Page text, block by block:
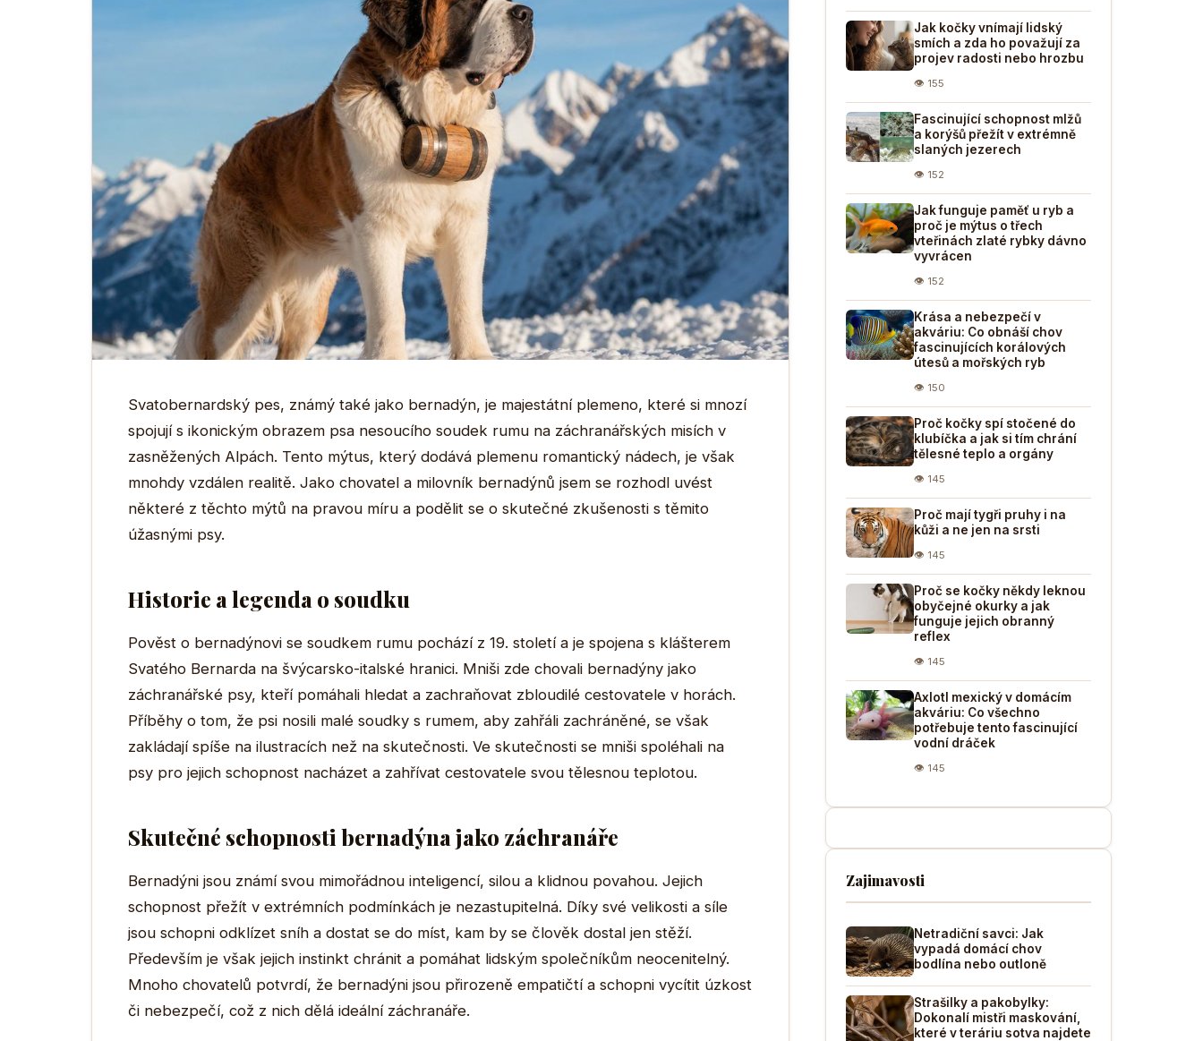
Svatobernardský pes, známý také jako bernadýn, je majestátní plemeno, které si mnozí
spojují s ikonickým obrazem psa nesoucího soudek rumu na záchranářských misích v
zasněžených Alpách. Tento mýtus, který dodává plemenu romantický nádech, je však
mnohdy vzdálen realitě. Jako chovatel a milovník bernadýnů jsem se rozhodl uvést
některé z těchto mýtů na pravou míru a podělit se o skutečné zkušenosti s těmito
úžasnými psy.
Historie a legenda o soudku
Pověst o bernadýnovi se soudkem rumu pochází z 19. století a je spojena s klášterem
Svatého Bernarda na švýcarsko-italské hranici. Mniši zde chovali bernadýny jako
záchranářské psy, kteří pomáhali hledat a zachraňovat zbloudilé cestovatele v horách.
Příběhy o tom, že psi nosili malé soudky s rumem, aby zahřáli zachráněné, se však
zakládají spíše na ilustracích než na skutečnosti. Ve skutečnosti se mniši spoléhali na
psy pro jejich schopnost nacházet a zahřívat cestovatele svou tělesnou teplotou.
Skutečné schopnosti bernadýna jako záchranáře
Bernadýni jsou známí svou mimořádnou inteligencí, silou a klidnou povahou. Jejich
schopnost přežít v extrémních podmínkách je nezastupitelná. Díky své velikosti a síle
jsou schopni odklízet sníh a dostat se do míst, kam by se člověk dostal jen stěží.
Především je však jejich instinkt chránit a pomáhat lidským společníkům neocenitelný.
Mnoho chovatelů potvrdí, že bernadýni jsou přirozeně empatičtí a schopni vycítit úzkost
či nebezpečí, což z nich dělá ideální záchranáře.
Jak kočky vnímají lidský
smích a zda ho považují za
projev radosti nebo hrozbu
👁 155
Fascinující schopnost mlžů
a korýšů přežít v extrémně
slaných jezerech
👁 152
Jak funguje paměť u ryb a
proč je mýtus o třech
vteřinách zlaté rybky dávno
vyvrácen
👁 152
Krása a nebezpečí v
akváriu: Co obnáší chov
fascinujících korálových
útesů a mořských ryb
👁 150
Proč kočky spí stočené do
klubíčka a jak si tím chrání
tělesné teplo a orgány
👁 145
Proč mají tygři pruhy i na
kůži a ne jen na srsti
👁 145
Proč se kočky někdy leknou
obyčejné okurky a jak
funguje jejich obranný
reflex
👁 145
Axlotl mexický v domácím
akváriu: Co všechno
potřebuje tento fascinující
vodní dráček
👁 145
Zajimavosti
Netradiční savci: Jak
vypadá domácí chov
bodlína nebo outloně
Strašilky a pakobylky:
Dokonalí mistři maskování,
které v teráriu sotva najdete